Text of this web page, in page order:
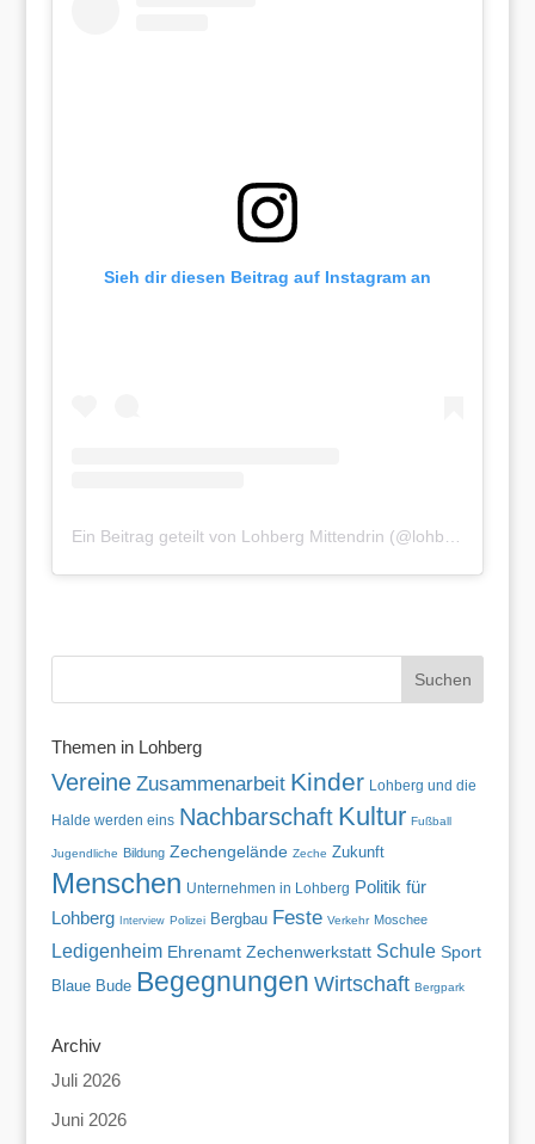
Sieh dir diesen Beitrag auf Instagram an
Themen in Lohberg
Vereine Zusammenarbeit Kinder Lohberg und die
Halde werden eins Nachbarschaft Kultur Fußball
Jugendliche Bildung Zechengelände Zeche Zukunft
Menschen Unternehmen in Lohberg Politik für
Lohberg
Interview Polizei Bergbau Feste Verkehr Moschee
Ledigenheim Ehrenamt Zechenwerkstatt Schule Sport
Blaue Bude Begegnungen Wirtschaft Bergpark
Archiv
Juli 2026
Juni 2026